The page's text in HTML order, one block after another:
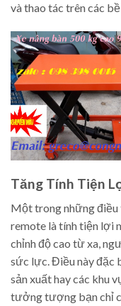
và thao tác trên các
Tăng Tính Tiện
Một trong những điều
remote là tính tiện lợi
chỉnh độ cao từ xa,
sức lực. Điều này đặc
sản xuất hay các khu
tưởng tượng bạn chỉ